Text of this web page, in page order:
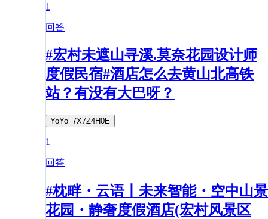
1
回答
#宏村未遮山寻溪.莫奈花园设计师
度假民宿#酒店怎么去黄山北高铁
站？有没有大巴呀？
YoYo_7X7Z4H0E
1
回答
#枕畔・云语丨未来智能・空中山景
花园・静奢度假酒店(宏村风景区